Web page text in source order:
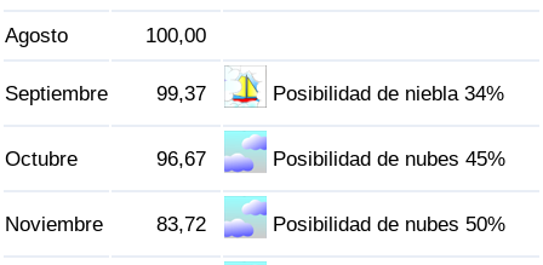
Agosto 100,00
Septiembre 99,37 Posibilidad de niebla 34%
Octubre 96,67 Posibilidad de nubes 45%
Noviembre 83,72 Posibilidad de nubes 50%
Índice de Tráfico por País